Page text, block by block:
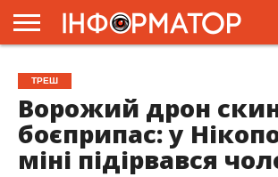
ГОЛОВНА
ЖИТТЯ
ВЛАДА
ГРОШІ
ТРЕШ
ПРЕС-
РЕЛІЗИ
РЕКЛАМА
ПРОЕКТИ
ТРЕШ
Ворожий дрон
боєприпас: у
міні підірвався